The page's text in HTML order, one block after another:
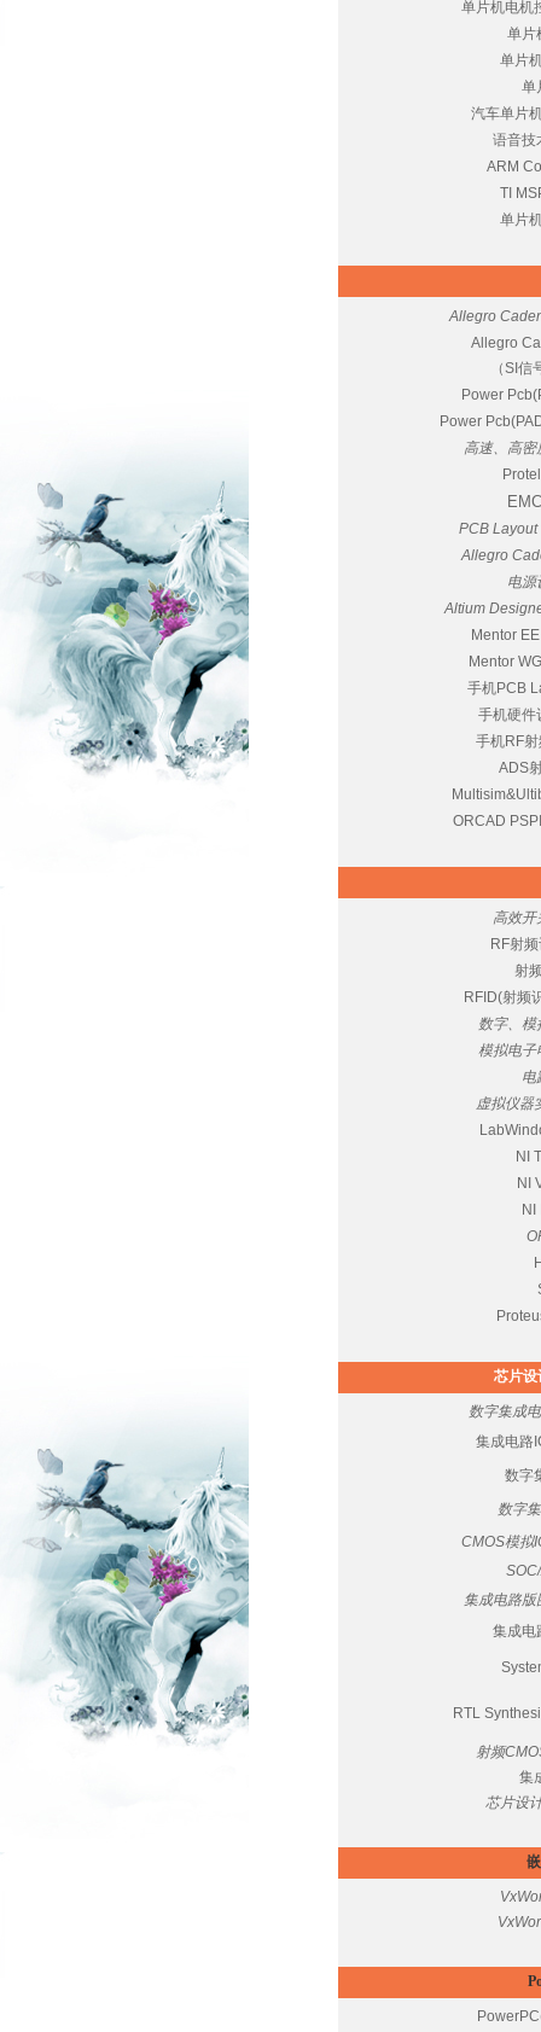
单片机电机
单片
单片
单
汽车单片
语音技
ARM
TI
单片
Allegro
Allegro
（SI
Power
Power
高速、高密
PCB Layout
Allegro
电源
Altium
Mentor
Mentor
手机PCB
手机硬件
手机RF
ADS
ORCAD
高效开
RF射
射
RFID(射频
数字、模
模拟电子
电
虚拟仪器
NI
NI
NI
芯片
数字集成
集成电路
数字
数字
CMOS模拟
集成电路
集成电
RTL
射频
集
芯片设